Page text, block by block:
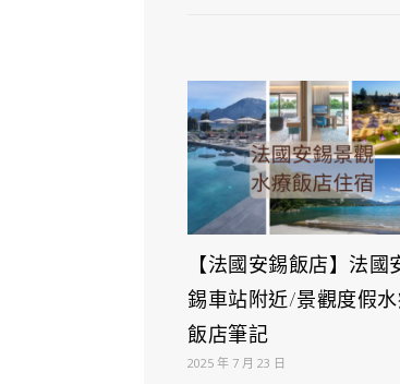
【法國安錫飯店】法國
錫車站附近/景觀度假
飯店筆記
2025 年 7 月 23 日